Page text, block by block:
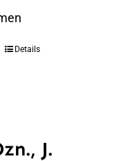
Details
J.